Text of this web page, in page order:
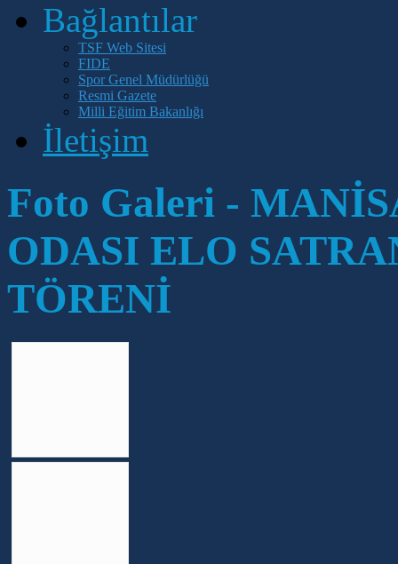
Bağlantılar
TSF Web Sitesi
FIDE
Spor Genel Müdürlüğü
Resmi Gazete
Milli Eğitim Bakanlığı
İletişim
Foto Galeri -
ODASI ELO
TÖRENİ